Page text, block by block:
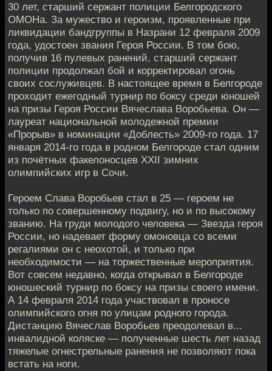
30 лет, старший сержант полиции Белгородского
ОМОНа. За мужество и героизм, проявленные при
ликвидации бандгруппы в Назрани 12 февраля 2009
года, удостоен звания Героя России. В том бою,
получив 16 пулевых ранений, старший сержант
полиции продолжал бой и корректировал огонь
своих сослуживцев. В настоящее время в Белгороде
проходит ежегодный турнир по боксу среди юношей
на призы Героя России Вячеслава Воробьева. Он —
лауреат национальной молодежной премии
«Прорыв» в номинации «Доблесть» 2009-го года. 17
января 2014-го года в родном Белгороде стал одним
из почётных факелоносцев XXII зимних
олимпийских игр в Сочи.
Героем Слава Воробьев стал в 25 — героем не
только по совершенному подвигу, но и по высокому
званию. На груди молодого человека — Звезда героя
России, но надевает форму омоновца со всеми
регалиями он с неохотой, и только при
необходимости — на торжественные мероприятия.
Вот совсем недавно, когда открывал в Белгороде
юношеский турнир по боксу на призы своего имени.
А 14 февраля 2014 года участвовал в проносе
олимпийского огня по улицам родного города.
Дистанцию Вячеслав Воробьев преодолевал в...
инвалидной коляске — полученные шесть лет назад
тяжелые огнестрельные ранения не позволяют пока
встать на ноги.